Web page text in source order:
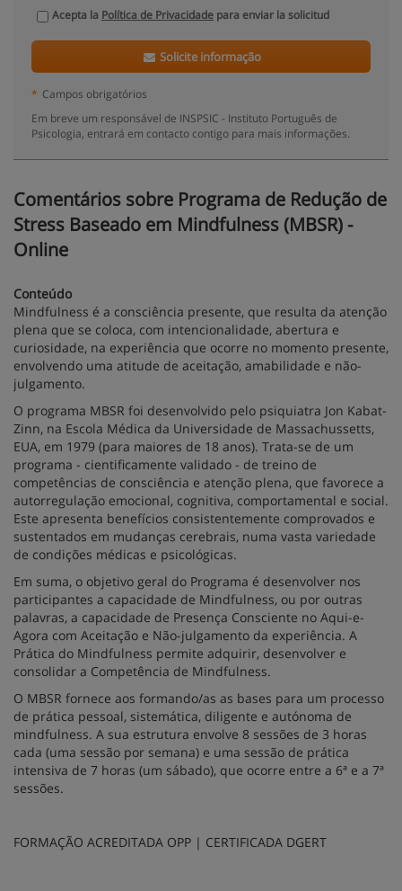
Acepta la Política de Privacidade para enviar la solicitud
Solicite informação
* Campos obrigatórios
Em breve um responsável de INSPSIC - Instituto Português de
Psicologia, entrará em contacto contigo para mais informações.
Comentários sobre Programa de Redução de
Stress Baseado em Mindfulness (MBSR) -
Online
Conteúdo
Mindfulness é a consciência presente, que resulta da atenção
plena que se coloca, com intencionalidade, abertura e
curiosidade, na experiência que ocorre no momento presente,
envolvendo uma atitude de aceitação, amabilidade e não-
julgamento.
O programa MBSR foi desenvolvido pelo psiquiatra Jon Kabat-
Zinn, na Escola Médica da Universidade de Massachussetts,
EUA, em 1979 (para maiores de 18 anos). Trata-se de um
programa - cientificamente validado - de treino de
competências de consciência e atenção plena, que favorece a
autorregulação emocional, cognitiva, comportamental e social.
Este apresenta benefícios consistentemente comprovados e
sustentados em mudanças cerebrais, numa vasta variedade
de condições médicas e psicológicas.
Em suma, o objetivo geral do Programa é desenvolver nos
participantes a capacidade de Mindfulness, ou por outras
palavras, a capacidade de Presença Consciente no Aqui-e-
Agora com Aceitação e Não-julgamento da experiência. A
Prática do Mindfulness permite adquirir, desenvolver e
consolidar a Competência de Mindfulness.
O MBSR fornece aos formando/as as bases para um processo
de prática pessoal, sistemática, diligente e autónoma de
mindfulness. A sua estrutura envolve 8 sessões de 3 horas
cada (uma sessão por semana) e uma sessão de prática
intensiva de 7 horas (um sábado), que ocorre entre a 6ª e a 7ª
sessões.
FORMAÇÃO ACREDITADA OPP | CERTIFICADA DGERT